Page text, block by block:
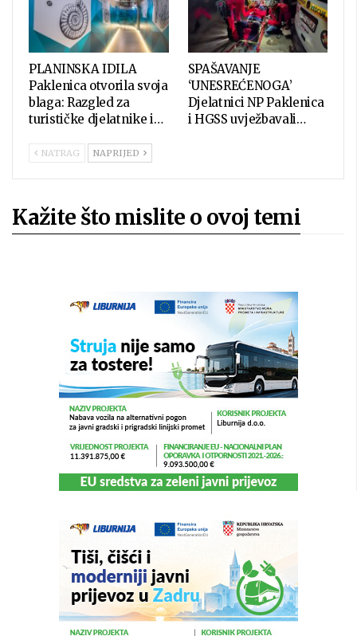
PLANINSKA IDILA
Paklenica otvorila svoja
blaga: Razgled za
turističke djelatnike i…
SPAŠAVANJE
‘UNESREĆENOGA’
Djelatnici NP Paklenica
i HGSS uvježbavali…
NATRAG NAPRIJED
Kažite što mislite o ovoj temi